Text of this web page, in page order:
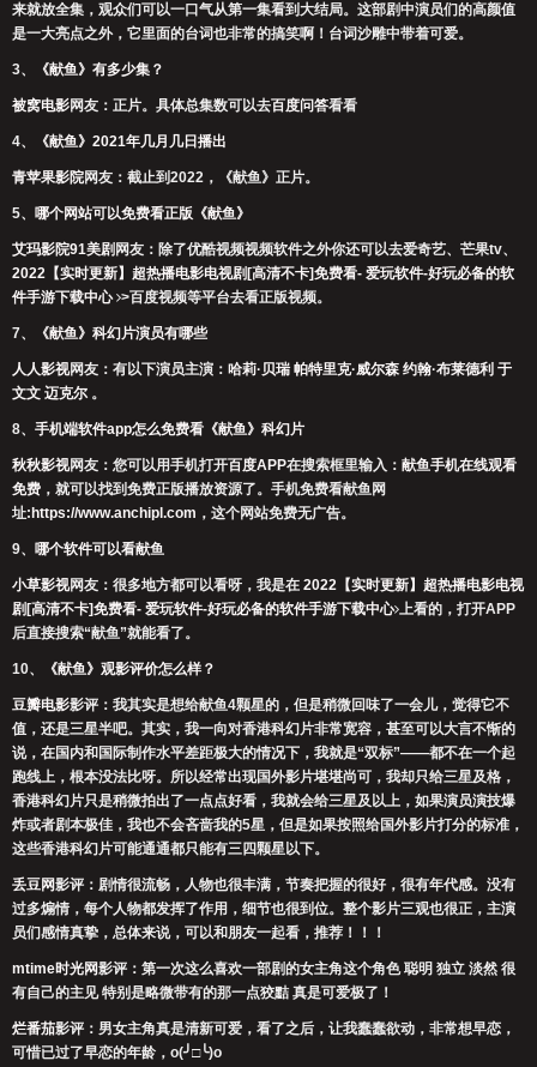
来就放全集，观众们可以一口气从第一集看到大结局。这部剧中演员们的高颜值
是一大亮点之外，它里面的台词也非常的搞笑啊！台词沙雕中带着可爱。
3、 《献鱼》有多少集？
被窝电影网友：正片。具体总集数可以去百度问答看看
4、 《献鱼》2021年几月几日播出
青苹果影院网友：截止到2022，《献鱼》正片。
5、 哪个网站可以免费看正版《献鱼》
艾玛影院91美剧 网友：除了优酷视频视频软件之外你还可以去爱奇艺、 芒果tv、
2022【实时更新】超热播电影电视剧[高清不卡]免费看- 爱玩软件-好玩必备的软
件手游下载中心 >百度视频等平台去看正版视频。
7、 《献鱼》科幻片演员有哪些
人人影视网友：有以下演员主演： 哈莉·贝瑞 帕特里克·威尔森 约翰·布莱德利 于
文文 迈克尔 。
8、 手机端软件app怎么免费看《献鱼》科幻片
秋秋影视网友：您可以用手机打开百度APP在搜索框里输入： 献鱼手机在线观看
免费 ，就可以找到免费正版播放资源了。手机免费看献鱼网
址: https://www.anchipl.com ，这个网站免费无广告。
9、 哪个软件可以看献鱼
小草影视网友：很多地方都可以看呀，我是在 2022【实时更新】超热播电影电视
剧[高清不卡]免费看- 爱玩软件-好玩必备的软件手游下载中心 上看的，打开APP
后直接搜索“献鱼”就能看了。
10、 《献鱼》观影评价怎么样？
豆瓣电影影评：我其实是想给献鱼4颗星的，但是稍微回味了一会儿，觉得它不
值，还是三星半吧。其实，我一向对香港科幻片非常宽容，甚至可以大言不惭的
说，在国内和国际制作水平差距极大的情况下，我就是“双标”——都不在一个起
跑线上，根本没法比呀。所以经常出现国外影片堪堪尚可，我却只给三星及格，
香港科幻片只是稍微拍出了一点点好看，我就会给三星及以上，如果演员演技爆
炸或者剧本极佳，我也不会吝啬我的5星，但是如果按照给国外影片打分的标准，
这些香港科幻片可能通通都只能有三四颗星以下。
丢豆网影评：剧情很流畅，人物也很丰满，节奏把握的很好，很有年代感。没有
过多煽情，每个人物都发挥了作用，细节也很到位。整个影片三观也很正，主演
员们感情真挚，总体来说，可以和朋友一起看，推荐！！！
mtime时光网影评：第一次这么喜欢一部剧的女主角这个角色 聪明 独立 淡然 很
有自己的主见 特别是略微带有的那一点狡黠 真是可爱极了！
烂番茄影评：男女主角真是清新可爱，看了之后，让我蠢蠢欲动，非常想早恋，
可惜已过了早恋的年龄，o(╯□╰)o